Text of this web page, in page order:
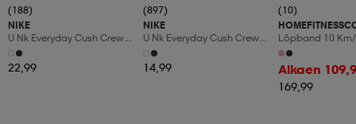
(188)
NIKE
U Nk Everyday Cush Crew
6pr-Bd
22,99
(897)
NIKE
U Nk Everyday Cush Crew
3pr
14,99
(10)
Löpband 10
Manuaalinen
Led-Display
Alkaen
169,99